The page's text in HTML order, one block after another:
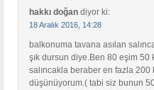
hakkı doğan diyor ki:
18 Aralık 2016, 14:28
balkonuma tavana asılan
şık dursun diye.Ben 80 eşim 50
salıncakla beraber en fazla 200
düşünüyorum.( tabi siz bunun